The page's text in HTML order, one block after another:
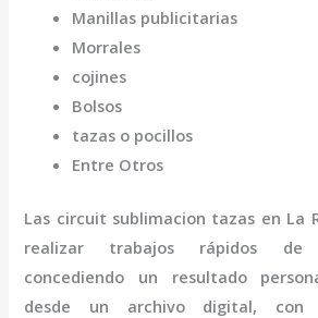
Manillas publicitarias
Morrales
cojines
Bolsos
tazas o pocillos
Entre Otros
Las circuit sublimacion tazas en La
realizar trabajos rápidos de
concediendo un resultado
desde un archivo digital, con